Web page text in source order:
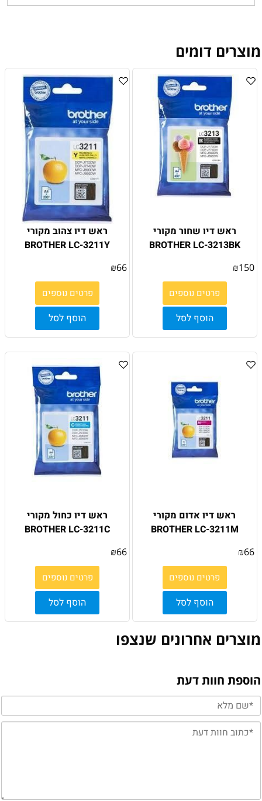
מוצרים דומים
ראש דיו שחור מקורי
BROTHER LC-3213BK
₪150
פרטים נוספים
הוסף לסל
ראש דיו צהוב מקורי
BROTHER LC-3211Y
₪66
פרטים נוספים
הוסף לסל
ראש דיו אדום מקורי
BROTHER LC-3211M
₪66
פרטים נוספים
הוסף לסל
ראש דיו כחול מקורי
BROTHER LC-3211C
₪66
פרטים נוספים
הוסף לסל
מוצרים אחרונים שנצפו
הוספת חוות דעת